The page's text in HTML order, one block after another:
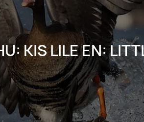
KIS LILE EN: